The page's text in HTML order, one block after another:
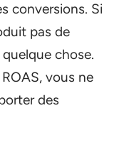
conversions. Si
pas de
chose.
vous ne
des